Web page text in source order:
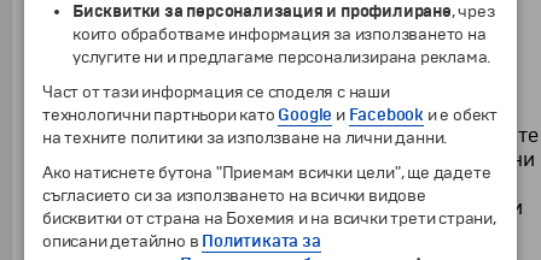
Магическите градинив Дубай са най-
впечатляващите и големи градини в света с
приблизително 45 милиона цветя, разположени на
72 кв.км площ.
Това приказно място разкрива пред очите на гостите
си величествени хоризонтални и вертикални цветни
панорами. Флоралните мотиви се сменят всеки
сезон, така че завърналите се повторно посетители
да изпитат напълно ново изживяване.
Бисквитки за персонализация и профилиране, чрез
които обработваме информация за използването на
услугите ни и предлагаме персонализирана реклама.
Част от тази информация се споделя с наши
технологични партньори като Google и Facebook и е обект
на техните политики за използване на лични данни.
Ако натиснете бутона "Приемам всички цели", ще дадете
съгласието си за използването на всички видове
бисквитки от страна на Бохемия и на всички трети страни,
описани детайлно в Политиката за